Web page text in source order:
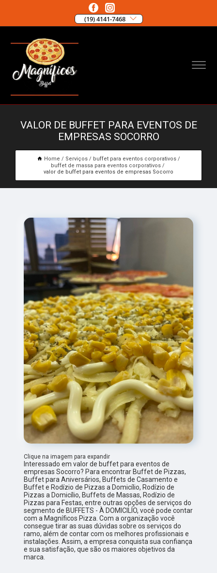
(19) 4141-7468
VALOR DE BUFFET PARA EVENTOS DE
EMPRESAS SOCORRO
Home Serviços
buffet para eventos corporativos
buffet de massa para eventos corporativos
valor de buffet para eventos de empresas Socorro
Clique na imagem para expandir
Interessado em valor de buffet para eventos de
empresas Socorro? Para encontrar Buffet de Pizzas,
Buffet para Aniversários, Buffets de Casamento e
Buffet e Rodízio de Pizzas a Domicílio, Rodízio de
Pizzas a Domicílio, Buffets de Massas, Rodízio de
Pizzas para Festas, entre outras opções de serviços do
segmento de BUFFETS - À DOMICILÍO, você pode contar
com a Magníficos Pizza. Com a organização você
consegue tirar as suas dúvidas sobre os serviços do
ramo, além de contar com os melhores profissionais e
instalações. Assim, a empresa conquista sua confiança
e sua satisfação, que são os maiores objetivos da
marca.